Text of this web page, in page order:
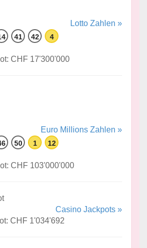
Lotto Zahlen »
41 42 4
CHF 17'300'000
Euro Millions Zahlen »
50 1 12
CHF 103'000'000
Casino Jackpots »
CHF 1'034'692